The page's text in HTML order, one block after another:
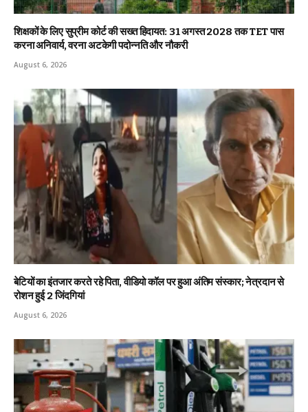
शिक्षकों के लिए सुप्रीम कोर्ट की सख्त हिदायत: 31 अगस्त 2028 तक TET पास
करना अनिवार्य, वरना अटकेगी पदोन्नति और नौकरी
August 6, 2026
बेटियों का इंतजार करते रहे पिता, वीडियो कॉल पर हुआ अंतिम संस्कार; नेत्रदान से
रोशन हुई 2 जिंदगियां
August 6, 2026